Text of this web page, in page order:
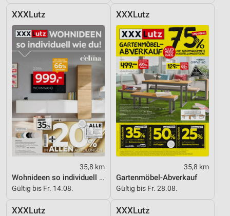
XXXLutz
35,8 km
Wohnideen so individuell wie du!
Gültig bis Fr. 14.08.
XXXLutz
35,8 km
Gartenmöbel-Abverkauf
Gültig bis Fr. 28.08.
XXXLutz XXXLutz